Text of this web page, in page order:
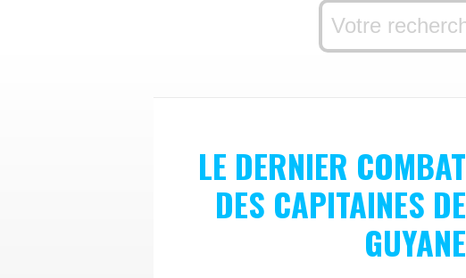
LE DERNIER COMBAT
DES CAPITAINES DE
GUYANE